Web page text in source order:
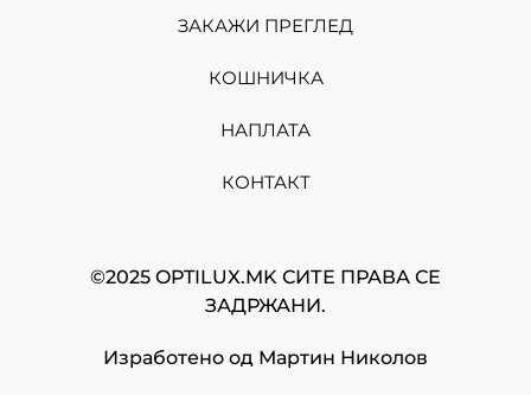
ЗАКАЖИ ПРЕГЛЕД
КОШНИЧКА
НАПЛАТА
КОНТАКТ
©2025 OPTILUX.MK СИТЕ ПРАВА СЕ
ЗАДРЖАНИ.
Изработено од Мартин Николов